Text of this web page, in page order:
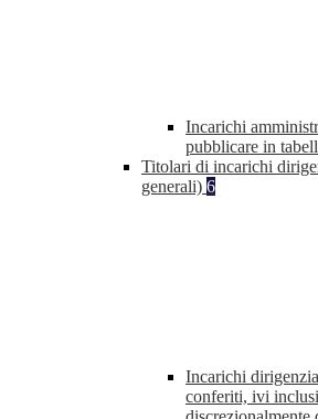
Incarichi
pubblicare in
Titolari di incarichi
generali) 6
Incarichi
conferiti, ivi